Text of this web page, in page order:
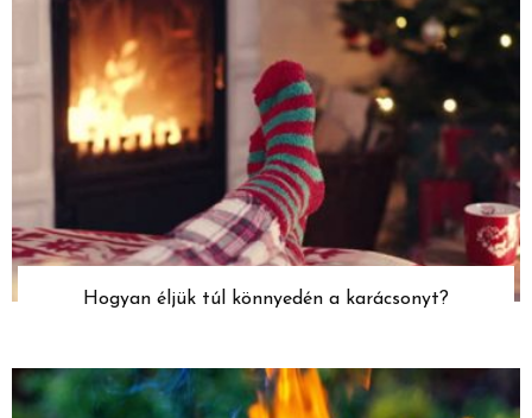
Hogyan éljük túl könnyedén a karácsonyt?